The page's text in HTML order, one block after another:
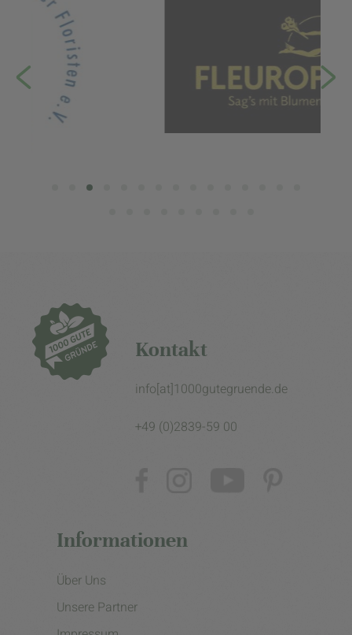
Kontakt
info[at]1000gutegruende.de
+49 (0)2839-59 00
Informationen
Über Uns
Unsere Partner